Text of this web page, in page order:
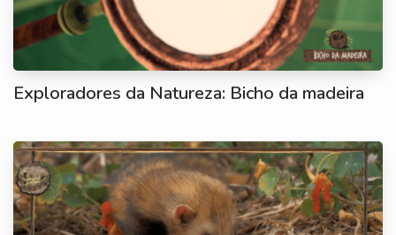
Exploradores da Natureza: Bicho da madeira